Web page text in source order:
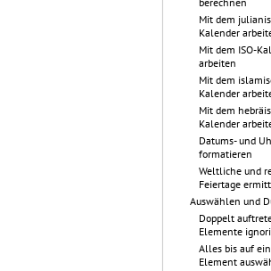
Mit dem
Kalender
Mit dem ISO-
arbeiten
Mit dem
Kalender
Mit dem
Kalender
Datums- und
formatieren
Weltliche und
Feiertage
Auswählen und
Doppelt
Elemente
Alles bis auf
Element